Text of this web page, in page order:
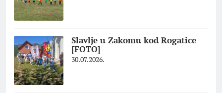
Slavlje u Zakomu kod Rogatice
[FOTO]
30.07.2026.